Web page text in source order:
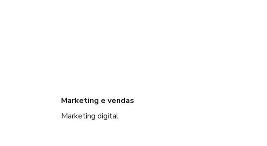
Marketing e vendas
Marketing digital